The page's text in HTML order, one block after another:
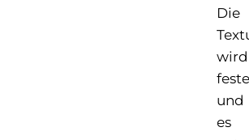
Die
wird
und
es